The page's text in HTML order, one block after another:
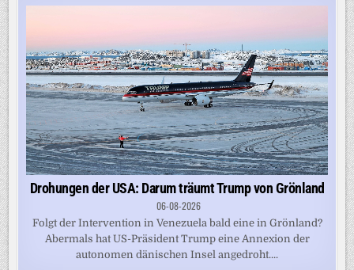
Drohungen der USA: Darum träumt Trump von Grönland
06-08-2026
Folgt der Intervention in Venezuela bald eine in Grönland?
Abermals hat US-Präsident Trump eine Annexion der
autonomen dänischen Insel angedroht....